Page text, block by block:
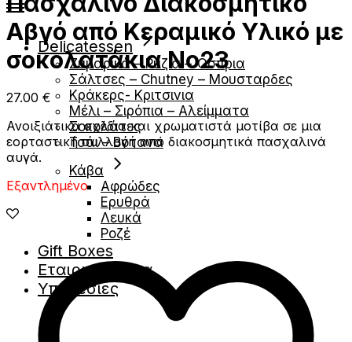
Delicatessen
Ζυμαρικά – Ρύζια – Όσπρια
Σάλτσες – Chutney – Μουσταρδες
Κράκερς- Κριτσινια
Μέλι – Σιρόπια – Αλείμματα
Σοκολάτες
Τσάι – Βότανα
Κάβα
Αφρώδες
Ερυθρά
Λευκά
Ροζέ
Gift Boxes
Εταιρικά Δώρα
Υπηρεσίες
Αβγό από Κεραμικό Υλικό με
σοκολατάκια Νο23
27.00 €
Ανοιξιάτικα σχέδια και χρωματιστά μοτίβα σε μια
εορταστική συλλογή από διακοσμητικά πασχαλινά
αυγά.
Εξαντλημένο